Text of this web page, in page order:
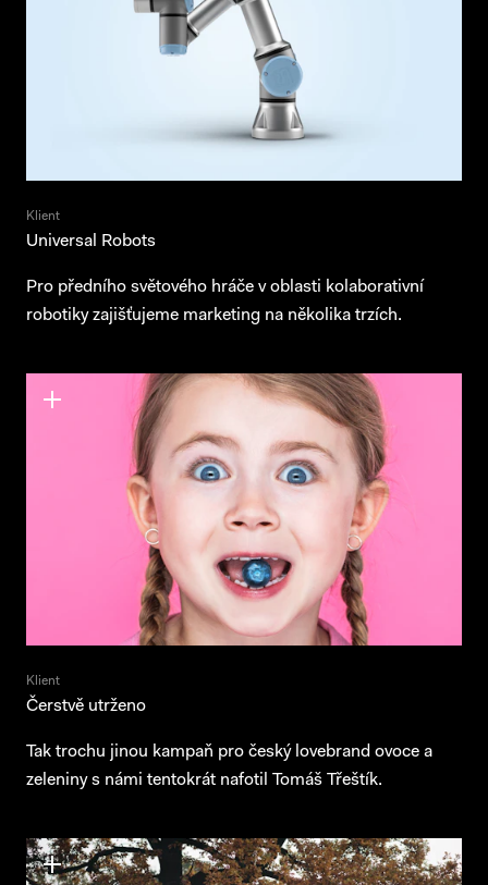
Služby
O nás
Klient
Universal Robots
Pro předního světového hráče v oblasti kolaborativní
robotiky zajišťujeme marketing na několika trzích.
Klient
Čerstvě utrženo
Tak trochu jinou kampaň pro český lovebrand ovoce a
zeleniny s námi tentokrát nafotil Tomáš Třeštík.